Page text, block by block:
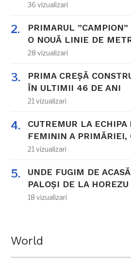
36 vizualizari
PRIMARUL ”CAMPION”
O NOUĂ LINIE DE
28 vizualizari
PRIMA CREȘĂ
ÎN ULTIMII 46 DE ANI
21 vizualizari
CUTREMUR LA
FEMININ A PRIMĂRIEI,
21 vizualizari
UNDE FUGIM DE
PALOȘI DE LA HOREZU
18 vizualizari
World